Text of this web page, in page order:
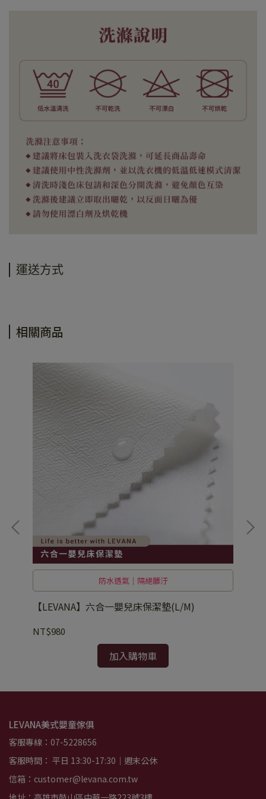
運送方式
相關商品
防水透氣｜隔絕髒汙
【LEVANA】六合一嬰兒床保潔墊(L/M)
NT$980
加入購物車
LEVANA美式嬰童傢俱
客服專線：07-5228656
客服時間： 平日 13:30-17:30｜週末公休
信箱：customer@levana.com.tw